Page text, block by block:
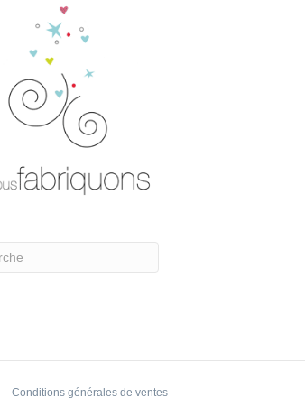
Conditions générales de ventes